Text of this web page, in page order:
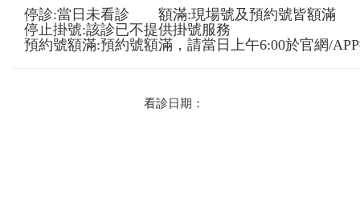
停診:當日未看診 額滿:現場號及預約號皆額滿
停止掛號:該診已不提供掛號服務
預約號額滿:預約號額滿，請當日上午6:00於官網/
看診日期：